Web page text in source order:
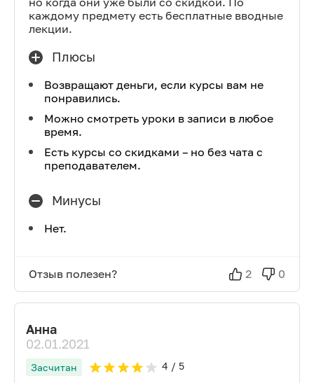
каждому предмету есть бесплатные вводные
лекции.
Плюсы
Возвращают деньги, если курсы вам не
понравились.
Можно смотреть уроки в записи в любое
время.
Есть курсы со скидками – но без чата с
преподавателем.
Минусы
Нет.
Отзыв полезен? 2 0
Анна
02.01.2021
Засчитан 4 / 5